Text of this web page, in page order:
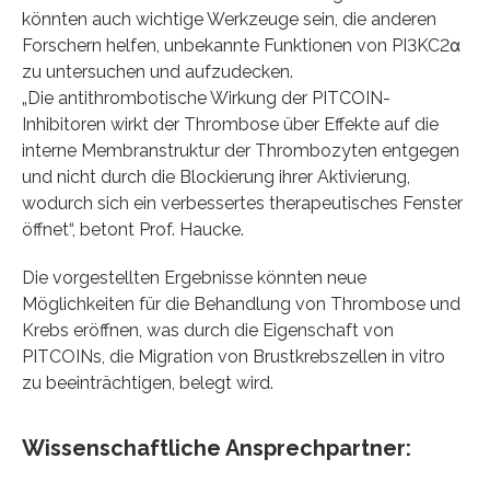
könnten auch wichtige Werkzeuge sein, die anderen
Forschern helfen, unbekannte Funktionen von PI3KC2α
zu untersuchen und aufzudecken.
„Die antithrombotische Wirkung der PITCOIN-
Inhibitoren wirkt der Thrombose über Effekte auf die
interne Membranstruktur der Thrombozyten entgegen
und nicht durch die Blockierung ihrer Aktivierung,
wodurch sich ein verbessertes therapeutisches Fenster
öffnet“, betont Prof. Haucke.
Die vorgestellten Ergebnisse könnten neue
Möglichkeiten für die Behandlung von Thrombose und
Krebs eröffnen, was durch die Eigenschaft von
PITCOINs, die Migration von Brustkrebszellen in vitro
zu beeinträchtigen, belegt wird.
Wissenschaftliche Ansprechpartner: